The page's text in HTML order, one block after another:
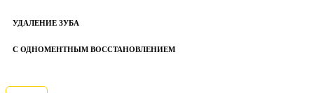
УДАЛЕНИЕ ЗУБА
С ОДНОМЕНТНЫМ ВОССТАНОВЛЕНИЕМ